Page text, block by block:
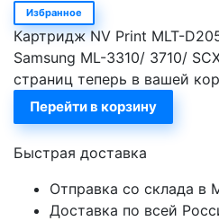
Избранное
Картридж NV Print MLT-
Samsung ML-3310/ 3710/
страниц теперь в вашей
Перейти в корзину
Быстрая доставка
Отправка со склада в
Доставка по всей